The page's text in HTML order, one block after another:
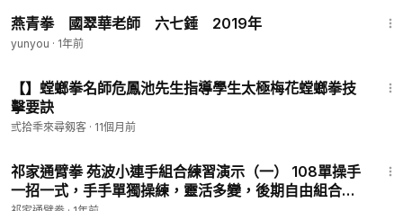
燕青拳 國翠華老師 六七錘 2019年
yunyou · 1年前
【】螳螂拳名師危鳳池先生指導學生太極梅花螳螂拳技
擊要訣
弎拾秊來尋剱客 · 11個月前
祁家通臂拳 苑波小連手組合練習演示（一） 108單操手
一招一式，手手單獨操練，靈活多變，後期自由組合打